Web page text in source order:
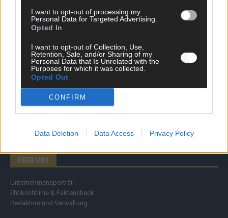
I want to opt-out of processing my
Personal Data for Targeted Advertising.
Opted In
I want to opt-out of Collection, Use,
Retention, Sale, and/or Sharing of my
Personal Data that Is Unrelated with the
Purposes for which it was collected.
Opted Out
CONFIRM
Data Deletion Data Access Privacy Policy
Wissen
Kommentar
Eurovision
FLASH – DAS VIDEOPORTAL
ÜBER UNS
Unternehmensporträt
Ehtikrichtlinie & Faktencheck
Redaktion und Verwaltung